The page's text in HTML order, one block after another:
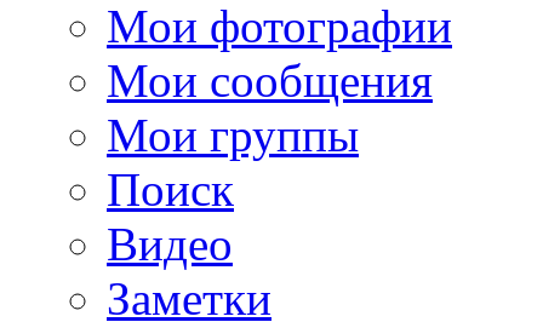
Мои фотографии
Мои сообщения
Мои группы
Поиск
Видео
Заметки